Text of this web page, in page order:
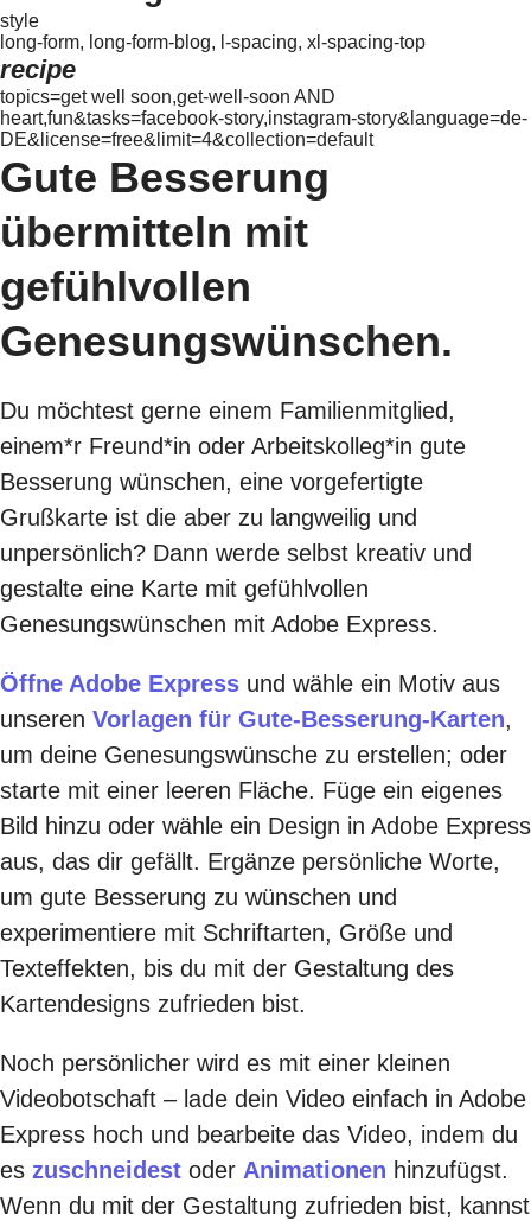
style
long-form, long-form-blog, l-spacing, xl-spacing-top
recipe
topics=get well soon,get-well-soon AND
heart,fun&tasks=facebook-story,instagram-story&language=de-
DE&license=free&limit=4&collection=default
Gute Besserung
übermitteln mit
gefühlvollen
Genesungswünschen.
Du möchtest gerne einem Familienmitglied,
einem*r Freund*in oder Arbeitskolleg*in gute
Besserung wünschen, eine vorgefertigte
Grußkarte ist die aber zu langweilig und
unpersönlich? Dann werde selbst kreativ und
gestalte eine Karte mit gefühlvollen
Genesungswünschen mit Adobe Express.
Öffne Adobe Express und wähle ein Motiv aus
unseren Vorlagen für Gute-Besserung-Karten,
um deine Genesungswünsche zu erstellen; oder
starte mit einer leeren Fläche. Füge ein eigenes
Bild hinzu oder wähle ein Design in Adobe Express
aus, das dir gefällt. Ergänze persönliche Worte,
um gute Besserung zu wünschen und
experimentiere mit Schriftarten, Größe und
Texteffekten, bis du mit der Gestaltung des
Kartendesigns zufrieden bist.
Noch persönlicher wird es mit einer kleinen
Videobotschaft – lade dein Video einfach in Adobe
Express hoch und bearbeite das Video, indem du
es zuschneidest oder Animationen hinzufügst.
Wenn du mit der Gestaltung zufrieden bist, kannst